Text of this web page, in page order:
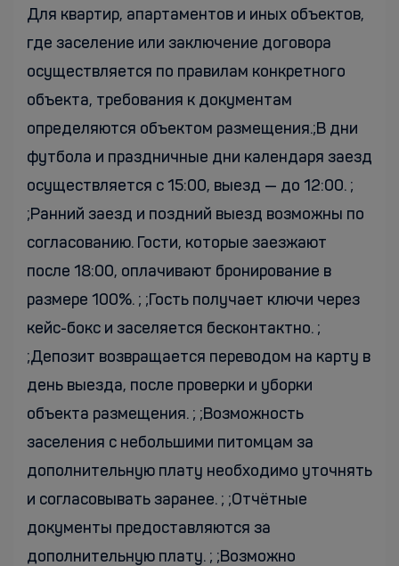
Для квартир, апартаментов и иных объектов,
где заселение или заключение договора
осуществляется по правилам конкретного
объекта, требования к документам
определяются объектом размещения.;В дни
футбола и праздничные дни календаря заезд
осуществляется с 15:00, выезд — до 12:00. ;
;Ранний заезд и поздний выезд возможны по
согласованию. Гости, которые заезжают
после 18:00, оплачивают бронирование в
размере 100%. ; ;Гость получает ключи через
кейс-бокс и заселяется бесконтактно. ;
;Депозит возвращается переводом на карту в
день выезда, после проверки и уборки
объекта размещения. ; ;Возможность
заселения с небольшими питомцам за
дополнительную плату необходимо уточнять
и согласовывать заранее. ; ;Отчётные
документы предоставляются за
дополнительную плату. ; ;Возможно